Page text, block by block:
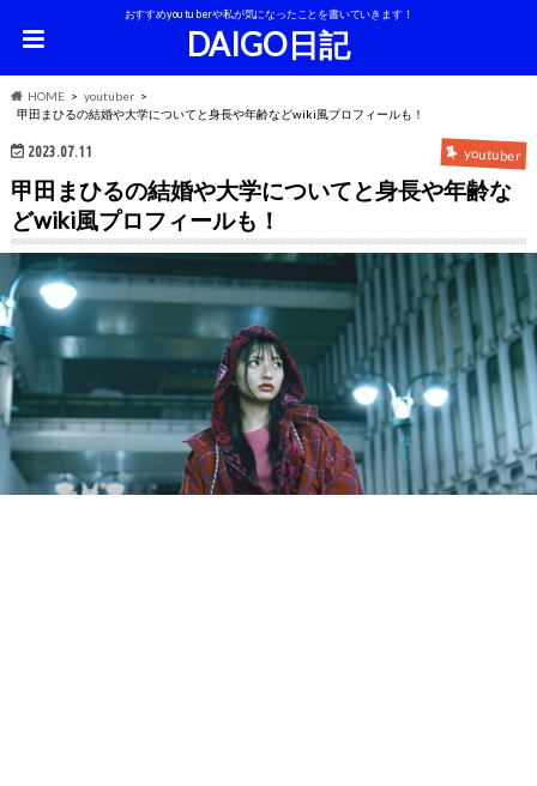
おすすめyoutuberや私が気になったことを書いていきます！
DAIGO日記
HOME
youtuber
甲田まひるの結婚や大学についてと身長や年齢などwiki風プロフィールも！
2023.07.11 youtuber
甲田まひるの結婚や大学についてと身長や年齢な
どwiki風プロフィールも！